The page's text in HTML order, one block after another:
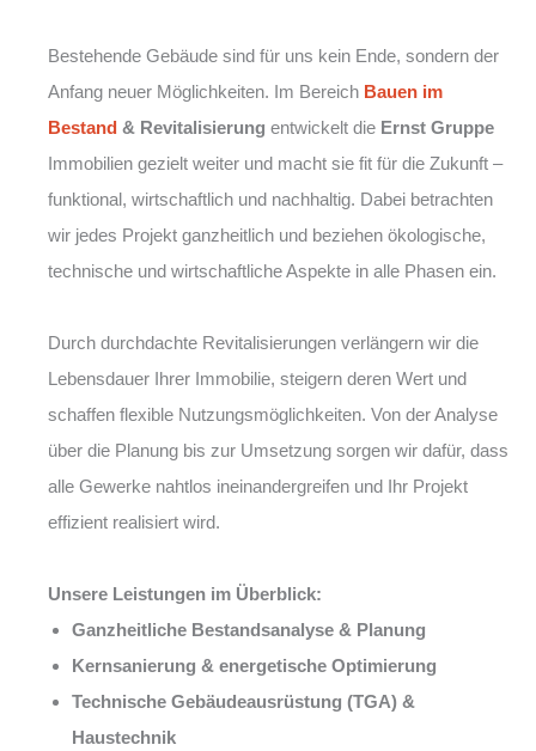
Bestehende Gebäude sind für uns kein Ende, sondern der
Anfang neuer Möglichkeiten. Im Bereich Bauen im
Bestand & Revitalisierung entwickelt die Ernst Gruppe
Immobilien gezielt weiter und macht sie fit für die Zukunft –
funktional, wirtschaftlich und nachhaltig. Dabei betrachten
wir jedes Projekt ganzheitlich und beziehen ökologische,
technische und wirtschaftliche Aspekte in alle Phasen ein.
Durch durchdachte Revitalisierungen verlängern wir die
Lebensdauer Ihrer Immobilie, steigern deren Wert und
schaffen flexible Nutzungsmöglichkeiten. Von der Analyse
über die Planung bis zur Umsetzung sorgen wir dafür, dass
alle Gewerke nahtlos ineinandergreifen und Ihr Projekt
effizient realisiert wird.
Unsere Leistungen im Überblick:
Ganzheitliche Bestandsanalyse & Planung
Kernsanierung & energetische Optimierung
Technische Gebäudeausrüstung (TGA) &
Haustechnik